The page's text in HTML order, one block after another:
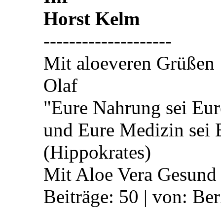
Horst Kelm
--------------------
Mit aloeveren Grüßen
Olaf
"Eure Nahrung sei
und Eure Medizin sei
(Hippokrates)
Mit Aloe Vera
Beiträge: 50 | von: